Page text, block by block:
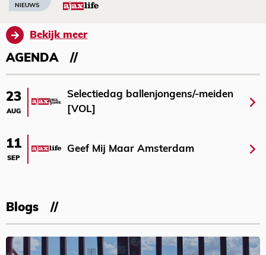
NIEUWS
Bekijk meer
AGENDA
23
AUG
Selectiedag ballenjongens/-meiden
[VOL]
11
SEP
Geef Mij Maar Amsterdam
Blogs